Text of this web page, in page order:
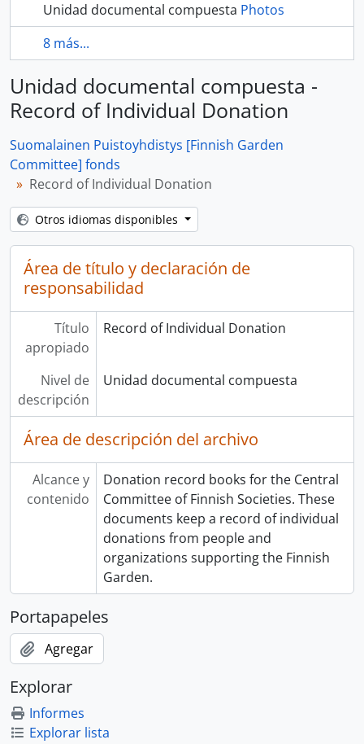
Unidad documental compuesta Photos
8 más...
Unidad documental compuesta -
Record of Individual Donation
Suomalainen Puistoyhdistys [Finnish Garden
Committee] fonds
Record of Individual Donation
Otros idiomas disponibles
Área de título y declaración de
responsabilidad
Título
apropiado
Record of Individual Donation
Nivel de
descripción
Unidad documental compuesta
Área de descripción del archivo
Alcance y
contenido
Donation record books for the Central
Committee of Finnish Societies. These
documents keep a record of individual
donations from people and
organizations supporting the Finnish
Garden.
Portapapeles
Agregar
Explorar
Informes
Explorar lista